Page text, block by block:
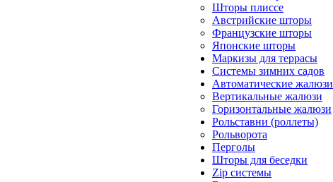
Шторы плиссе
Австрийские шторы
Французские шторы
Японские шторы
Маркизы для террасы
Системы зимних садов
Автоматические жалюзи
Вертикальные жалюзи
Горизонтальные жалюзи
Рольставни (роллеты)
Рольворота
Перголы
Шторы для беседки
Zip системы